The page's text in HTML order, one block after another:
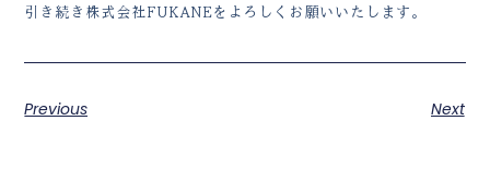
引き続き株式会社FUKANEをよろしくお願いいたします。
Previous Next